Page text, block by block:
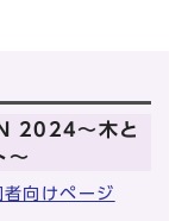
2024～木と
～
者向けページ